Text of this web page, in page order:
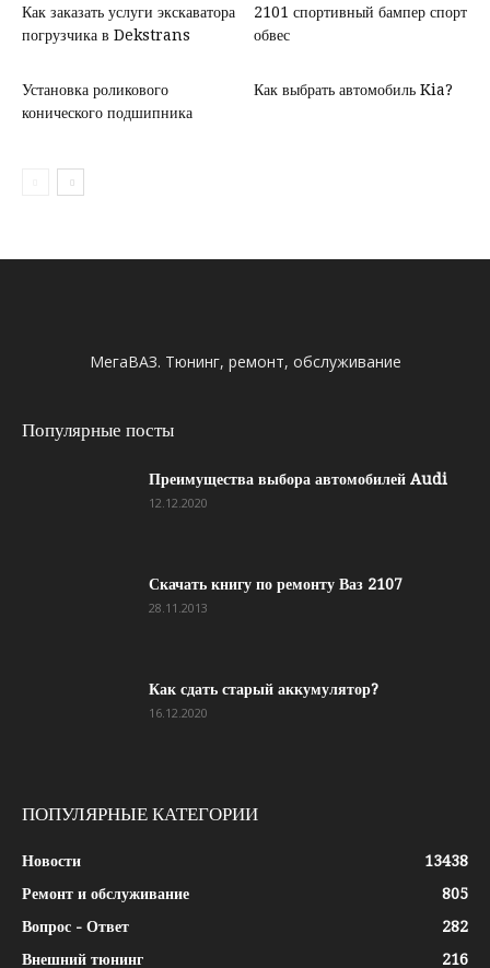
Как заказать услуги экскаватора
погрузчика в Dekstrans
2101 спортивный бампер спорт
обвес
Установка роликового
конического подшипника
Как выбрать автомобиль Kia?
МегаВАЗ. Тюнинг, ремонт, обслуживание
Популярные посты
Преимущества выбора автомобилей Audi
12.12.2020
Скачать книгу по ремонту Ваз 2107
28.11.2013
Как сдать старый аккумулятор?
16.12.2020
ПОПУЛЯРНЫЕ КАТЕГОРИИ
Новости
13438
Ремонт и обслуживание
805
Вопрос - Ответ
282
Внешний тюнинг
216